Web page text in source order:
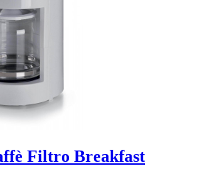
Filtro Breakfast